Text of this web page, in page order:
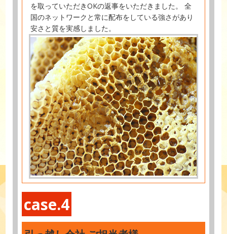
を取っていただきOKの返事をいただきました。 全
国のネットワークと常に配布をしている強さがあり
安さと質を実感しました。
case.4